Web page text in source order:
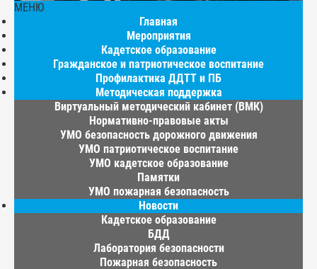
МЕНЮ
Главная
Мероприятия
Кадетское образование
Гражданское и патриотическое воспитание
Профилактика ДДТТ и ПБ
Методическая поддержка
Виртуальный методический кабинет (ВМК)
Нормативно-правовые акты
УМО безопасность дорожного движения
УМО патриотическое воспитание
УМО кадетское образование
Памятки
УМО пожарная безопасность
Новости
Кадетское образование
БДД
Лаборатория безопасности
Пожарная безопасность